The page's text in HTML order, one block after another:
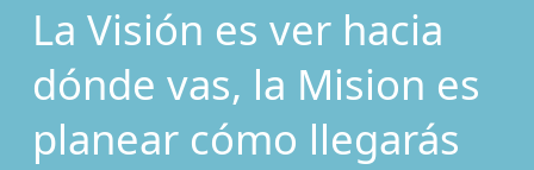
La Visión es ver hacia
dónde vas, la Mision es
planear cómo llegarás